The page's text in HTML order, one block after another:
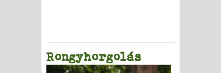
Rongyhorgolás